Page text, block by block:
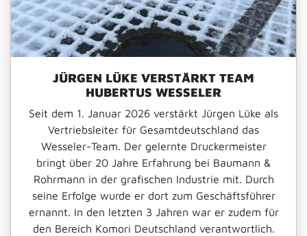
JÜRGEN LÜKE VERSTÄRKT TEAM
HUBERTUS WESSELER
Seit dem 1. Januar 2026 verstärkt Jürgen Lüke als
Vertriebsleiter für Gesamtdeutschland das
Wesseler-Team. Der gelernte Druckermeister
bringt über 20 Jahre Erfahrung bei Baumann &
Rohrmann in der grafischen Industrie mit. Durch
seine Erfolge wurde er dort zum Geschäftsführer
ernannt. In den letzten 3 Jahren war er zudem für
den Bereich Komori Deutschland verantwortlich.